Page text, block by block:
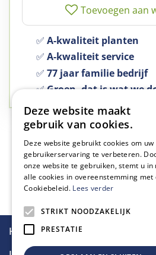
✅ A-kwaliteit planten
✅ A-kwaliteit service
✅ 77 jaar familie bedrijf
✅Groen, dat is wat we
Omschrijving
Specificaties
Merk
Handige links
Deze website maakt
gebruik van cookies.
Deze website gebruikt cookies om uw
gebruikerservaring te verbeteren.
onze website te gebruiken, stemt u in
alle cookies in overeenstemming met
Cookiebeleid. Lees verder
STRIKT NOODZAKELIJK
PRESTATIE